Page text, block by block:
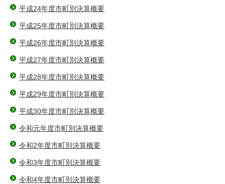
平成24年度市町別決算概要
平成25年度市町別決算概要
平成26年度市町別決算概要
平成27年度市町別決算概要
平成28年度市町別決算概要
平成29年度市町別決算概要
平成30年度市町別決算概要
令和元年度市町別決算概要
令和2年度市町別決算概要
令和3年度市町別決算概要
令和4年度市町別決算概要